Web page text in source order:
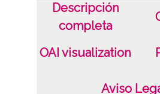
Descripción
completa
OAI visualization
Aviso